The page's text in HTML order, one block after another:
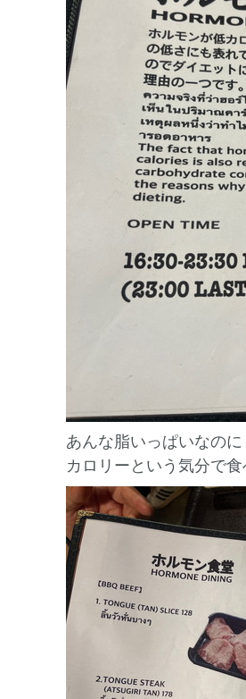
あんな脂いっぱいなの
カロリーという気分で食